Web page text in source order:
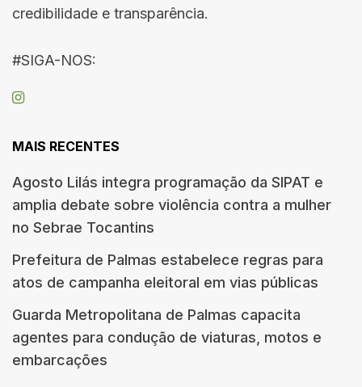
credibilidade e transparência.
#SIGA-NOS:
MAIS RECENTES
Agosto Lilás integra programação da SIPAT e
amplia debate sobre violência contra a mulher
no Sebrae Tocantins
Prefeitura de Palmas estabelece regras para
atos de campanha eleitoral em vias públicas
Guarda Metropolitana de Palmas capacita
agentes para condução de viaturas, motos e
embarcações